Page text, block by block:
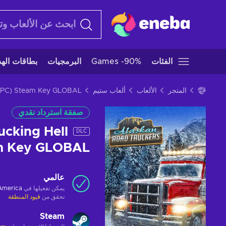
الفئات Games -90% البرمجيات بطاقات
المتجر الألعاب ألعاب ستيم Steam Key GLOBAL
صفقة استرداد نقدي
DLC
Hell
Key GLOBAL
عالمي
يمكن تفعيلها في
تحقق من قيود المنطقة
Steam